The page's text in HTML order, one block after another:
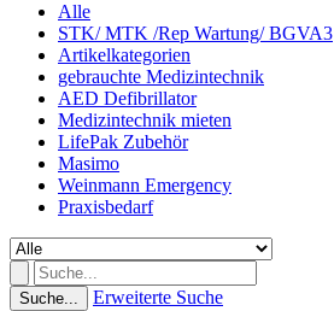
Alle
STK/ MTK /Rep Wartung/ BGVA3
Artikelkategorien
gebrauchte Medizintechnik
AED Defibrillator
Medizintechnik mieten
LifePak Zubehör
Masimo
Weinmann Emergency
Praxisbedarf
Suche... Erweiterte Suche